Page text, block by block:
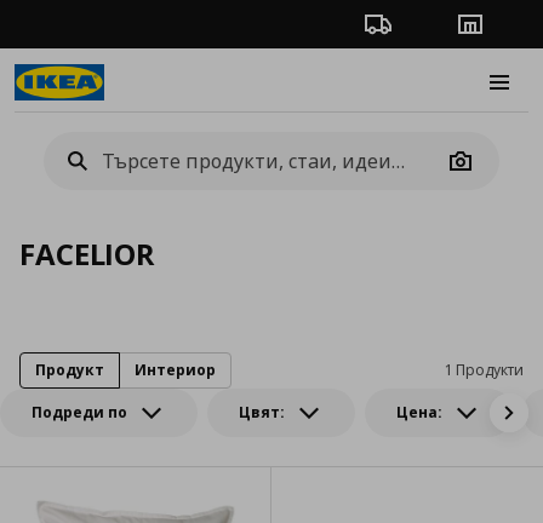
Проследяване на
Camera
FACELIOR
Подреди по Цвят: Цена:
1 Продукти
Продукт Интериор